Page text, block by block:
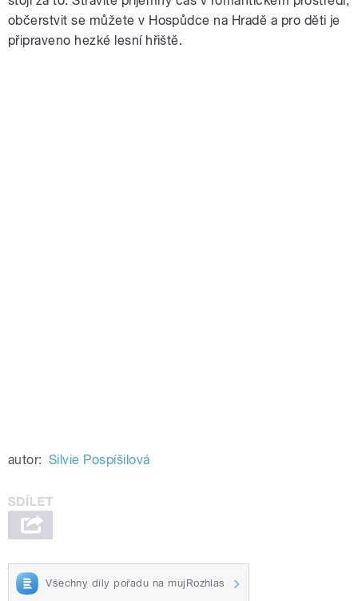
občerstvit se můžete v Hospůdce na Hradě a pro děti je
připraveno hezké lesní hřiště.
autor: Silvie Pospíšilová
Všechny díly pořadu na mujRozhlas